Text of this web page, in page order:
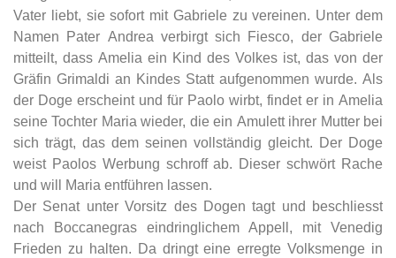
Vater liebt, sie sofort mit Gabriele zu vereinen. Unter dem
Namen Pater Andrea verbirgt sich Fiesco, der Gabriele
mitteilt, dass Amelia ein Kind des Volkes ist, das von der
Gräfin Grimaldi an Kindes Statt aufgenommen wurde. Als
der Doge erscheint und für Paolo wirbt, findet er in Amelia
seine Tochter Maria wieder, die ein Amulett ihrer Mutter bei
sich trägt, das dem seinen vollständig gleicht. Der Doge
weist Paolos Werbung schroff ab. Dieser schwört Rache
und will Maria entführen lassen.
Der Senat unter Vorsitz des Dogen tagt und beschliesst
nach Boccanegras eindringlichem Appell, mit Venedig
Frieden zu halten. Da dringt eine erregte Volksmenge in